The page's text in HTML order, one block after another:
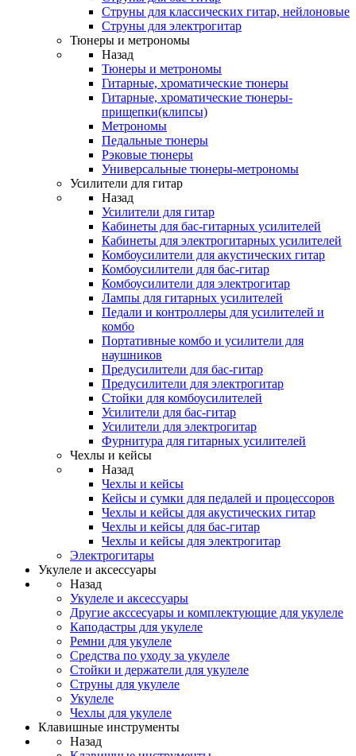
Струны для классических гитар, нейлоновые
Струны для электрогитар
Тюнеры и метрономы
Назад
Тюнеры и метрономы
Гитарные, хроматические тюнеры
Гитарные, хроматические тюнеры-
прищепки(клипсы)
Метрономы
Педальные тюнеры
Рэковые тюнеры
Универсальные тюнеры-метрономы
Усилители для гитар
Назад
Усилители для гитар
Кабинеты для бас-гитарных усилителей
Кабинеты для электрогитарных усилителей
Комбоусилители для акустических гитар
Комбоусилители для бас-гитар
Комбоусилители для электрогитар
Лампы для гитарных усилителей
Педали и контроллеры для усилителей и
комбо
Портативные комбо и усилители для
наушников
Предусилители для бас-гитар
Предусилители для электрогитар
Стойки для комбоусилителей
Усилители для бас-гитар
Усилители для электрогитар
Фурнитура для гитарных усилителей
Чехлы и кейсы
Назад
Чехлы и кейсы
Кейсы и сумки для педалей и процессоров
Чехлы и кейсы для акустических гитар
Чехлы и кейсы для бас-гитар
Чехлы и кейсы для электрогитар
Электрогитары
Укулеле и аксессуары
Назад
Укулеле и аксессуары
Другие акссесуары и комплектующие для укулеле
Каподастры для укулеле
Ремни для укулеле
Средства по уходу за укулеле
Стойки и держатели для укулеле
Струны для укулеле
Укулеле
Чехлы для укулеле
Клавишные инструменты
Назад